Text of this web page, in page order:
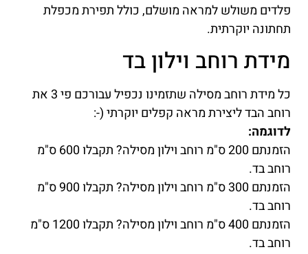
פלדים משולש למראה מושלם, כולל תפירת מכפלת
תחתונה יוקרתית.
מידת רוחב וילון בד
כל מידת רוחב מסילה שתזמינו נכפיל עבורכם פי 3 את
רוחב הבד ליצירת מראה קפלים יוקרתי (-:
לדוגמה:
הזמנתם 200 ס"מ רוחב וילון מסילה? תקבלו 600 ס"מ
רוחב בד.
הזמנתם 300 ס"מ רוחב וילון מסילה? תקבלו 900 ס"מ
רוחב בד.
הזמנתם 400 ס"מ רוחב וילון מסילה? תקבלו 1200 ס"מ
רוחב בד.